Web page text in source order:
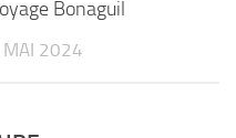
Bonaguil
MAI 2024